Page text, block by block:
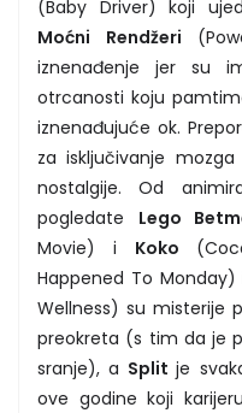
(Baby Driver) koji
Moćni Rendžeri
iznenađenje jer su
otrcanosti koju
iznenađujuće ok.
za isključivanje
nostalgije. Od
pogledate Lego
Movie) i Koko
Happened To Monday)
Wellness) su misterije
preokreta (s tim da je
sranje), a Splitje
ove godine koji